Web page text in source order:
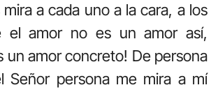
a cada uno a la cara, a los
el amor no es un amor así,
un amor concreto! De persona
Señor persona me mira a mí